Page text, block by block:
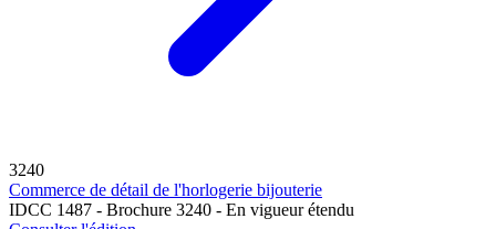
3240
Commerce de détail de l'horlogerie bijouterie
IDCC 1487 - Brochure 3240 - En vigueur étendu